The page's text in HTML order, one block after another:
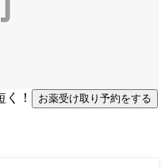
お薬受け取り予約をする